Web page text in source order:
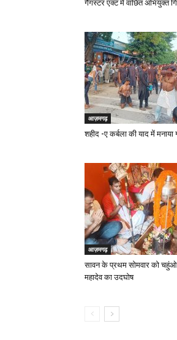
गैंगस्टर एक्ट में वांछित अभियुक्त
आज़मगढ़
शहीद -ए कर्बला की याद में
आज़मगढ़
सावन के प्रथम सोमवार को
महादेव का उदघोष